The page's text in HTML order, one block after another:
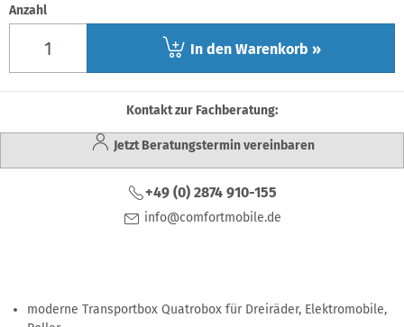
Anzahl
In den Warenkorb »
Kontakt zur Fachberatung:
Jetzt Beratungstermin vereinbaren
+49 (0) 2874 910-155
info@comfortmobile.de
moderne Transportbox Quatrobox für Dreiräder, Elektromobile,